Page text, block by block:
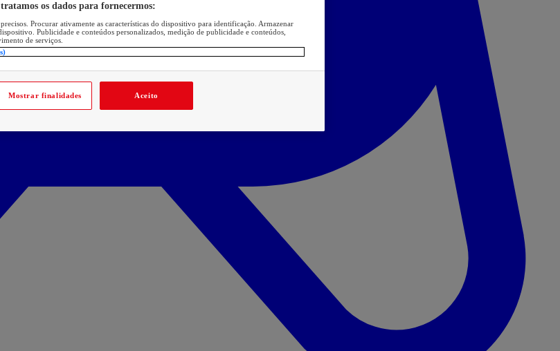
tratamos os dados para fornecermos:
Procurar ativamente as características do dispositivo para identificação. Armazenar
Publicidade e conteúdos personalizados, medição de publicidade e conteúdos,
de serviços.
Mostrar finalidades Aceito